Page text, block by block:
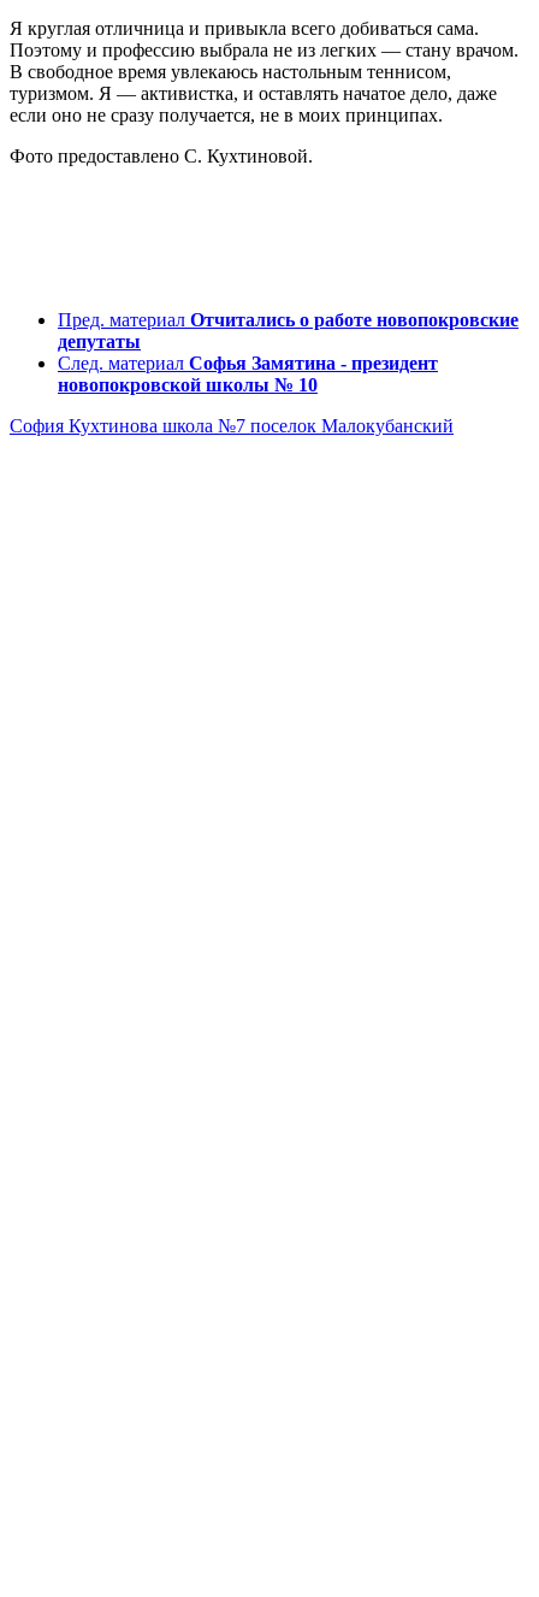
Я круглая отличница и привыкла всего добиваться сама.
Поэтому и профессию выбрала не из легких — стану врачом.
В свободное время увлекаюсь настольным теннисом,
туризмом. Я — активистка, и оставлять начатое дело, даже
если оно не сразу получается, не в моих принципах.
Фото предоставлено С. Кухтиновой.
Пред. материал Отчитались о работе новопокровские
депутаты
След. материал Софья Замятина - президент
новопокровской школы № 10
София Кухтинова школа №7 поселок Малокубанский